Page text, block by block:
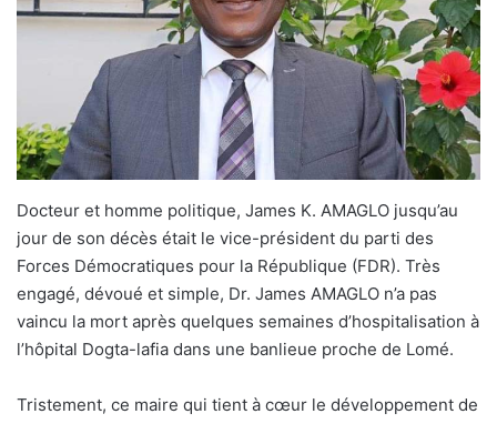
Docteur et homme politique, James K. AMAGLO jusqu’au
jour de son décès était le vice-président du parti des
Forces Démocratiques pour la République (FDR). Très
engagé, dévoué et simple, Dr. James AMAGLO n’a pas
vaincu la mort après quelques semaines d’hospitalisation à
l’hôpital Dogta-lafia dans une banlieue proche de Lomé.
Tristement, ce maire qui tient à cœur le développement de